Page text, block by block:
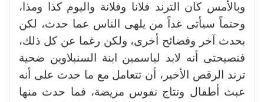
وبالأمس كان الترند فلانا وفلانة واليوم كذا ومذا،
وحتماً سيأتى غداً من يلهى الناس عما حدث، لكن
بحدث آخر وفضائح أخرى، ولكن رغما عن كل ذلك،
فنصيحتى أنه لابد لياسمين ابنة السنبلاوين ضحية
ترند الرقص الأخير، أن تتعامل مع ما حدث على أنه
عبث أطفال ونتاج نفوس مريضة، فما حدث منها